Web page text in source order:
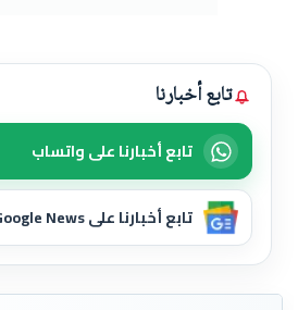
تابع أخبارنا
تابع أخبارنا على واتساب
تابع أخبارنا على Google News